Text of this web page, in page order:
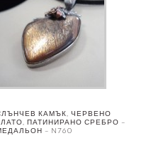
КАМЪК, ЧЕРВЕНО
ПАТИНИРАНО СРЕБРО –
– N760